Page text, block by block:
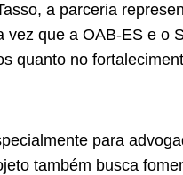
a parceria
que a OAB-ES e o
quanto no
para
também busca